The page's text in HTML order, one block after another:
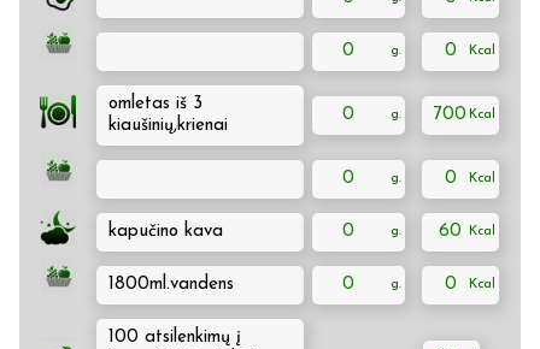
0 0
omletas iš 3
kiaušinių,krienai
0 700
0 0
kapučino kava 0 60
1800ml.vandens 0 0
100 atsilenkimų į